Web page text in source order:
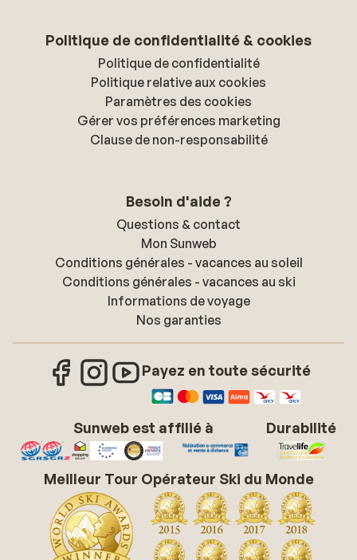
Politique de confidentialité & cookies
Politique de confidentialité
Politique relative aux cookies
Paramètres des cookies
Gérer vos préférences marketing
Clause de non-responsabilité
Besoin d'aide ?
Questions & contact
Mon Sunweb
Conditions générales - vacances au soleil
Conditions générales - vacances au ski
Informations de voyage
Nos garanties
Payez en toute sécurité
Sunweb est affilié à Durabilité
Meilleur Tour Opérateur Ski du Monde